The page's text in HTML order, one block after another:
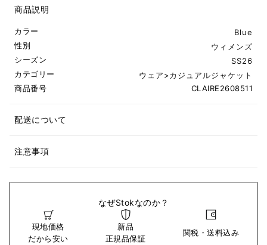
商品説明
カラー
Blue
性別
ウィメンズ
シーズン
SS26
カテゴリー
ウェア>カジュアルジャケット
商品番号
CLAIRE2608511
配送について
注意事項
なぜStokなのか？
現地価格
だから安い
新品
正規品保証
関税・送料込み